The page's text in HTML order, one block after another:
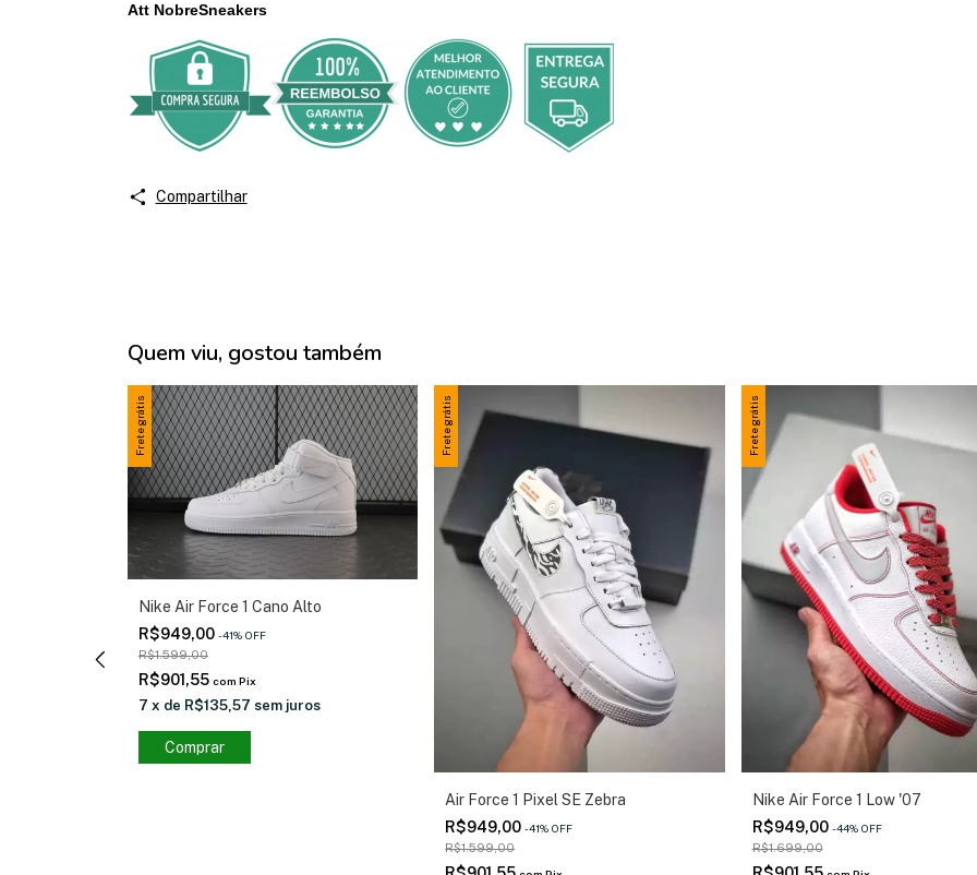
Att NobreSneakers
Compartilhar
Quem viu, gostou também
Frete grátis
Nike Air Force 1 Cano Alto
R$949,00 -41% OFF
R$1.599,00
R$901,55 com Pix
7 x de R$135,57 sem juros
Comprar
Frete grátis
Air Force 1 Pixel SE Zebra
R$949,00-41%OFF
R$1.599,00
Frete grátis
Nike Air Force 1 Low '07
R$949,00 -44% OFF
R$1.699,00